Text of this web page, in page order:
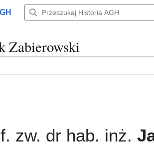
Zabierowski
zw. dr hab. inż.